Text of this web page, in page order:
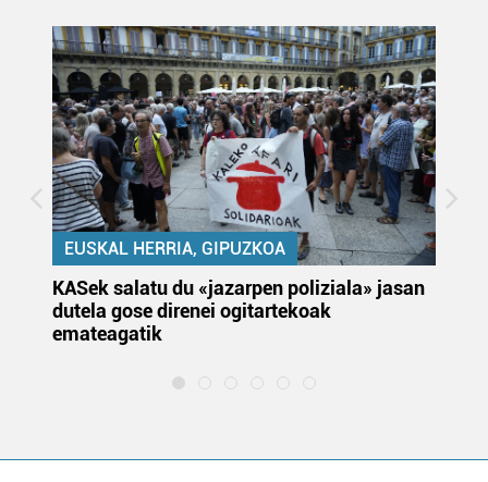
EUSKAL HERRIA, GIPUZKOA
KASek salatu du «jazarpen poliziala» jasan
dutela gose direnei ogitartekoak
emateagatik